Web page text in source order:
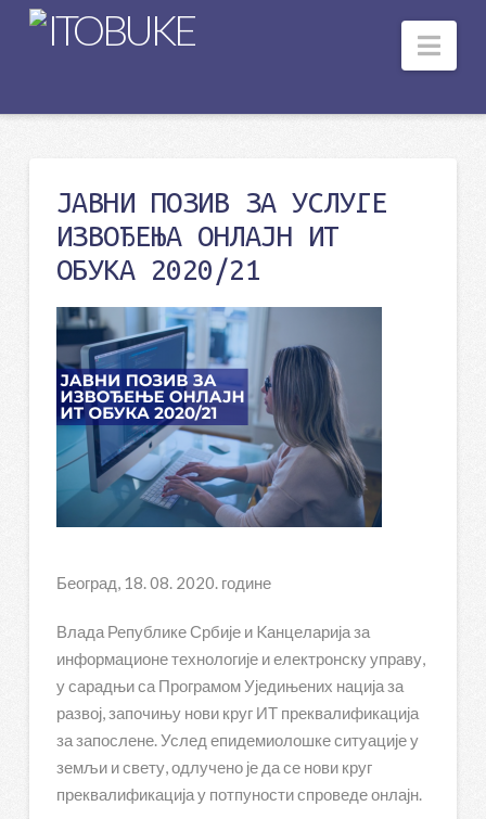
ЈАВНИ ПОЗИВ ЗА УСЛУГЕ
ИЗВОЂЕЊА ОНЛАЈН ИТ
ОБУКА 2020/21
Београд, 18. 08. 2020. године
Влада Републике Србије и Kанцеларија за
информационе технологије и електронску управу,
у сарадњи са Програмом Уједињених нација за
развој, започињу нови круг ИТ преквалификација
за запослене. Услед епидемиолошке ситуације у
земљи и свету, одлучено је да се нови круг
преквалификација у потпуности спроведе онлајн.